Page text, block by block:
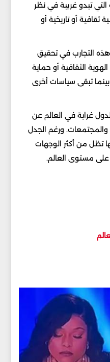
تبدو غريبة في نظر
أو تاريخية أو
التجارب في تحقيق
الثقافية أو حماية
بينما تبقى سياسات أخرى
غرابة في العالم عن
والمجتمعات. ورغم الجدل
تظل من أكثر الوجهات
على مستوى العالم.